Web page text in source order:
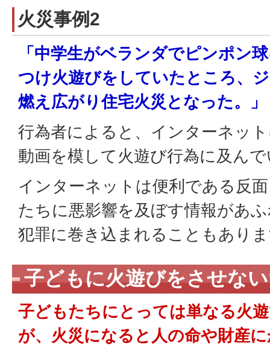
火災事例2
「中学生がベランダでピンポン
つけ火遊びをしていたところ、
燃え広がり住宅火災となった。」
行為者によると、インターネッ
動画を模して火遊び行為に及ん
インターネットは便利である反
たちに悪影響を及ぼす情報があ
犯罪に巻き込まれることもあり
子どもに火遊びをさせな
子どもたちにとっては単なる火
が、火災になると人の命や財産